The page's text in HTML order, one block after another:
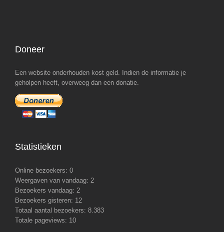
Doneer
Een website onderhouden kost geld. Indien de informatie je
geholpen heeft, overweeg dan een donatie.
Statistieken
Online bezoekers: 0
Weergaven van vandaag: 2
Bezoekers vandaag: 2
Bezoekers gisteren: 12
Totaal aantal bezoekers: 8.383
Totale pageviews: 10